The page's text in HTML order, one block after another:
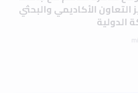
التعاون الأكاديمي والبحثي
الدولية